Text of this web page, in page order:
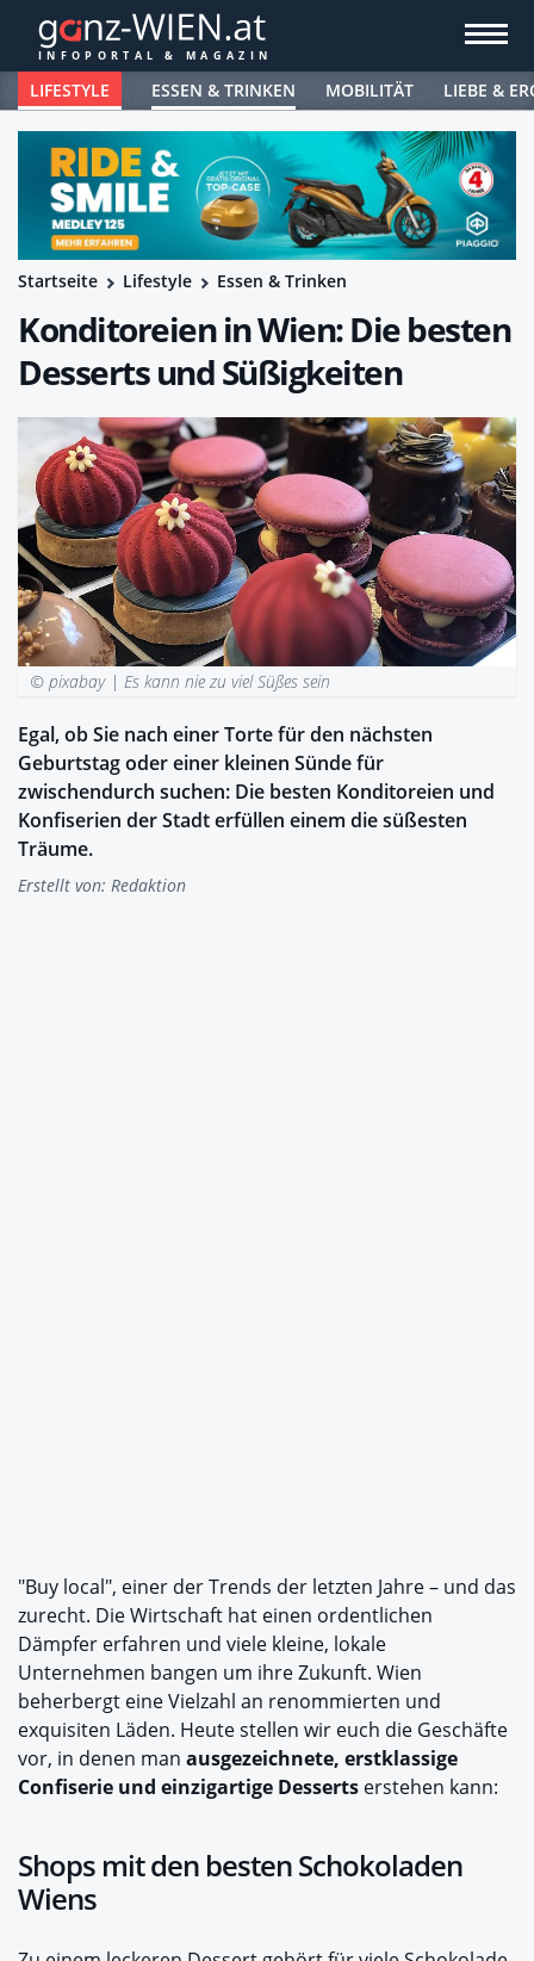
LIFESTYLE ESSEN & TRINKEN MOBILITÄT LIEBE &
Startseite Lifestyle Essen & Trinken
Konditoreien in Wien: Die besten
Desserts und Süßigkeiten
© pixabay | Es kann nie zu viel Süßes sein
Egal, ob Sie nach einer Torte für den nächsten
Geburtstag oder einer kleinen Sünde für
zwischendurch suchen: Die besten Konditoreien und
Konfiserien der Stadt erfüllen einem die süßesten
Träume.
Erstellt von: Redaktion
"Buy local", einer der Trends der letzten Jahre – und das
zurecht. Die Wirtschaft hat einen ordentlichen
Dämpfer erfahren und viele kleine, lokale
Unternehmen bangen um ihre Zukunft. Wien
beherbergt eine Vielzahl an renommierten und
exquisiten Läden. Heute stellen wir euch die Geschäfte
vor, in denen man ausgezeichnete, erstklassige
Confiserie und einzigartige Desserts erstehen kann:
Shops mit den besten Schokoladen
Wiens